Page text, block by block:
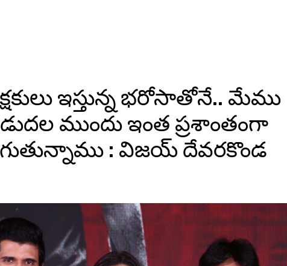
ఇస్తున్న భరోసాతోనే.. మేము
ముందు ఇంత ప్రశాంతంగా
: విజయ్ దేవరకొండ